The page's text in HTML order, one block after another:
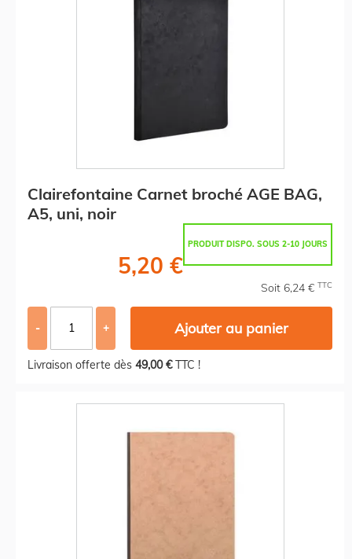
Clairefontaine Carnet broché AGE BAG,
A5, uni, noir
PRODUIT DISPO. SOUS 2-10 JOURS
5,20 €
Soit 6,24 € TTC
- + Ajouter au panier
Livraison offerte dès 49,00 €TTC !